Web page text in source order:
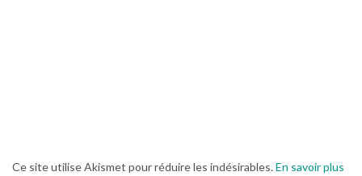
Ce site utilise Akismet pour réduire les indésirables.En savoir plus